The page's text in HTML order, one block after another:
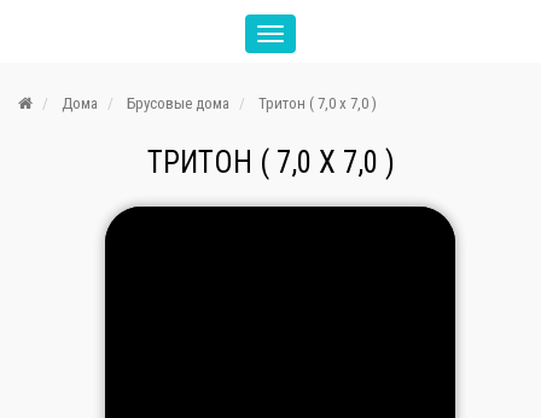
Дома Брусовые дома Тритон ( 7,0 х 7,0 )
ТРИТОН ( 7,0 Х 7,0 )